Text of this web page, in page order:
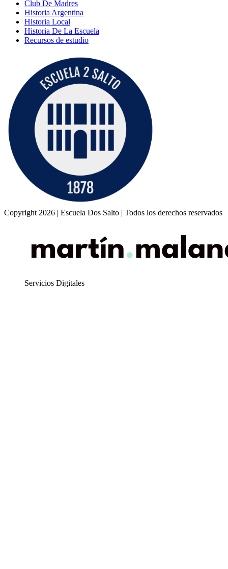
Club De Madres
Historia Argentina
Historia Local
Historia De La Escuela
Recursos de estudio
Copyright 2026 | Escuela Dos Salto | Todos los derechos reservados
Servicios Digitales